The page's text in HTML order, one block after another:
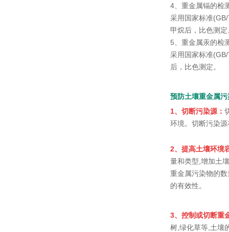
4、重金属镉的检
采用国家标准
甲烷后，比色测定
5、重金属汞的检
采用国家标准
后，比色测定。
预防土壤重金属
1、切断污染源：
环境。切断污染
2、提高土壤环境
量和类型,增加土
重金属污染物的
的有效性。
3、控制或切断重
树,绿化草等,土壤